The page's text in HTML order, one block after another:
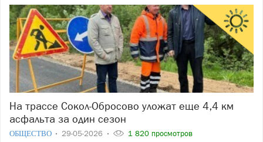
На трассе Сокол-Обросово уложат еще 4,4 км
асфальта за один сезон
ОБЩЕСТВО 29-05-2026 1 820 просмотров